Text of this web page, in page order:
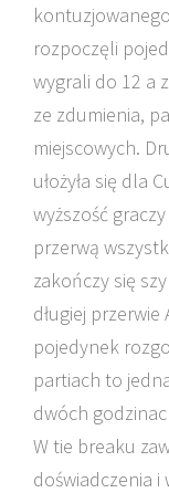
rozpoczęli
wygrali do 12 a
ze zdumienia,
miejscowych.
ułożyła się dla
wyższość
przerwą
zakończy się
długiej przerwie
pojedynek
partiach to
dwóch
W tie breaku
doświadczenia